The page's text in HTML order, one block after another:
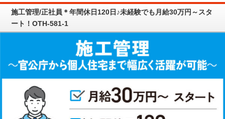
施工管理/正社員＊年間休日120日♪未経験でも月給30万円～スタ
ート！OTH-581-1